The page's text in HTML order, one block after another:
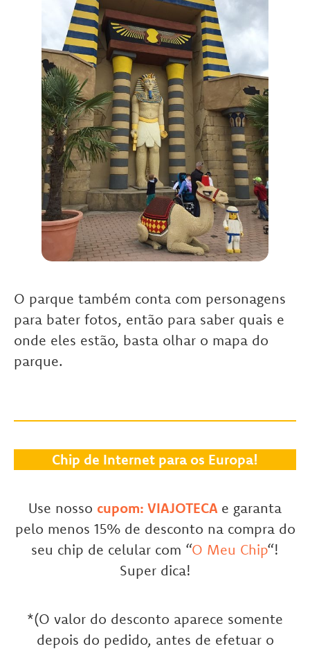
O parque também conta com personagens
para bater fotos, então para saber quais e
onde eles estão, basta olhar o mapa do
parque.
Chip de Internet para os Europa!
Use nosso cupom: VIAJOTECA e garanta
pelo menos 15% de desconto na compra do
seu chip de celular com “O Meu Chip“!
Super dica!
*(O valor do desconto aparece somente
depois do pedido, antes de efetuar o